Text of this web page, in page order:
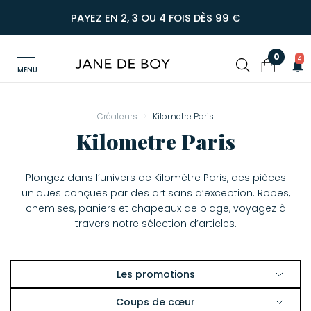
PAYEZ EN 2, 3 OU 4 FOIS DÈS 99 €
MENU
0 4
Créateurs Kilometre Paris
Kilometre Paris
Plongez dans l’univers de Kilomètre Paris, des pièces
uniques conçues par des artisans d’exception. Robes,
chemises, paniers et chapeaux de plage, voyagez à
travers notre sélection d’articles.
Les promotions
Coups de cœur